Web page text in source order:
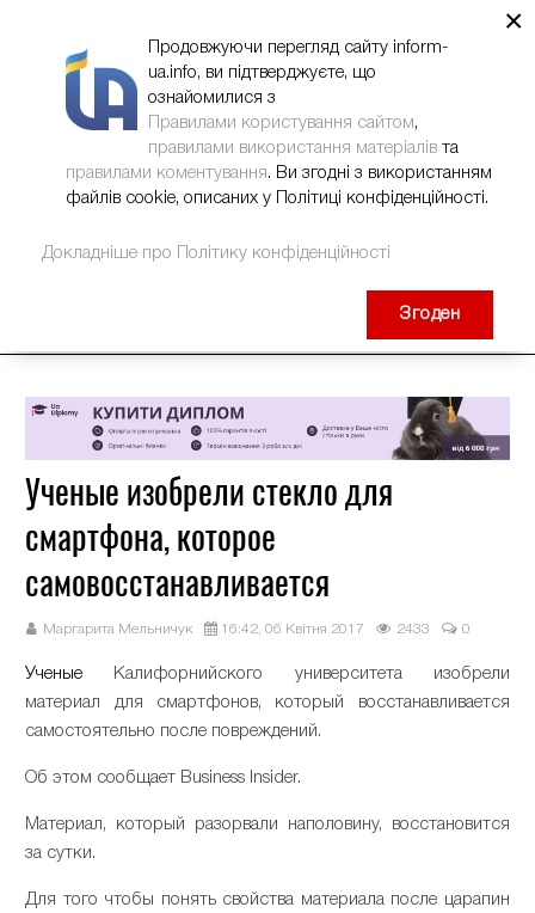
Ученые изобрели стекло для
смартфона, которое
самовосстанавливается
Маргарита Мельничук 16:42, 06 Квітня 2017 2433 0
Ученые Калифорнийского университета изобрели
материал для смартфонов, который восстанавливается
самостоятельно после повреждений.
Об этом сообщает Business Insider.
Материал, который разорвали наполовину, восстановится
за сутки.
Для того чтобы понять свойства материала после царапин
×
Продовжуючи перегляд сайту inform-
ua.info, ви підтверджуєте, що
ознайомилися з
Правилами користування сайтом,
правилами використання матеріалів та
правилами коментування. Ви згодні з використанням
файлів cookie, описаних у Політиці конфіденційності.
Докладніше про Політику конфіденційності
Згоден